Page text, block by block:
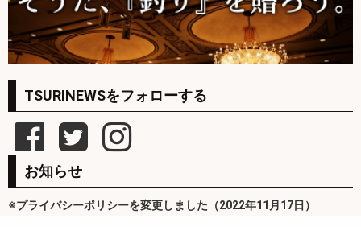
TSURINEWSをフォローする
お知らせ
※プライバシーポリシーを変更しました（2022年11月17日）